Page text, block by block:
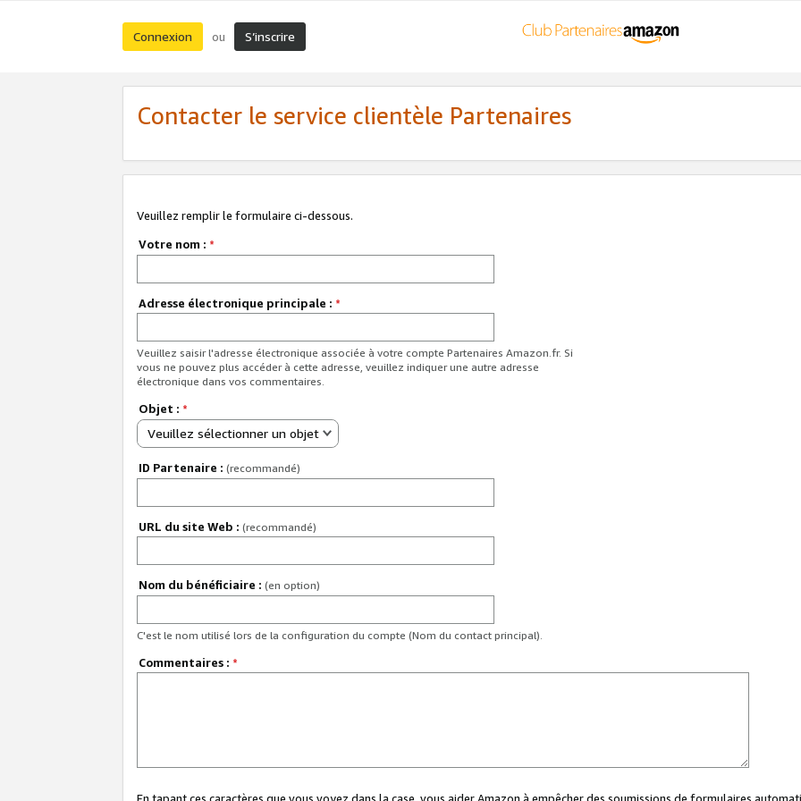
Connexion ou S’inscrire
Contacter le service clientèle Partenaires
Veuillez remplir le formulaire ci-dessous.
Votre nom : *
Adresse électronique principale : *
Veuillez saisir l'adresse électronique associée à votre compte Partenaires Amazon.fr. Si
vous ne pouvez plus accéder à cette adresse, veuillez indiquer une autre adresse
électronique dans vos commentaires.
Objet : *
Veuillez sélectionner un objet
ID Partenaire : (recommandé)
URL du site Web : (recommandé)
Nom du bénéficiaire : (en option)
C'est le nom utilisé lors de la configuration du compte (Nom du contact principal).
Commentaires : *